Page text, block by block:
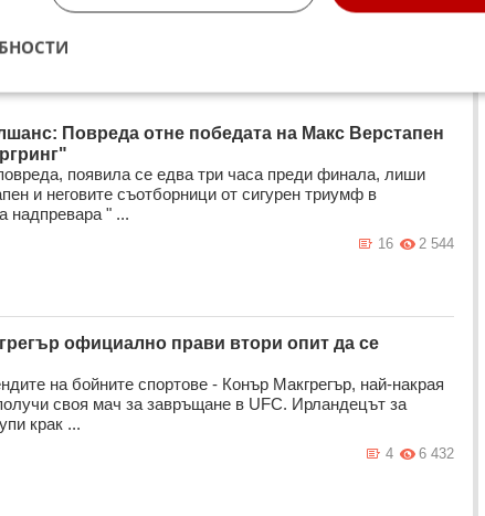
Повреда отне победата на Макс Верстапен
появила се едва три часа преди финала, лиши
и неговите съотборници от сигурен триумф в
надпревара " ...
2 544
16
официално прави втори опит да се
на бойните спортове - Конър Макгрегър, най-накрая
своя мач за завръщане в UFC. Ирландецът за
крак ...
6 432
4